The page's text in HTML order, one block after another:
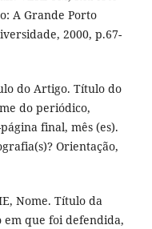
A Grande Porto
2000, p.67-
do Artigo. Título do
do periódico,
final, mês (es).
Orientação,
Nome. Título da
em que foi defendida,